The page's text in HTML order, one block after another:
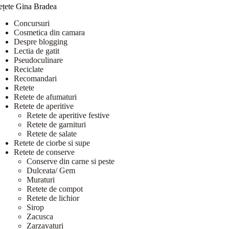
Gina Bradea
Concursuri
Cosmetica din camara
Despre blogging
Lectia de gatit
Pseudoculinare
Reciclate
Recomandari
Retete
Retete de afumaturi
Retete de aperitive
Retete de aperitive festive
Retete de garnituri
Retete de salate
Retete de ciorbe si supe
Retete de conserve
Conserve din carne si peste
Dulceata/ Gem
Muraturi
Retete de compot
Retete de lichior
Sirop
Zacusca
Zarzavaturi